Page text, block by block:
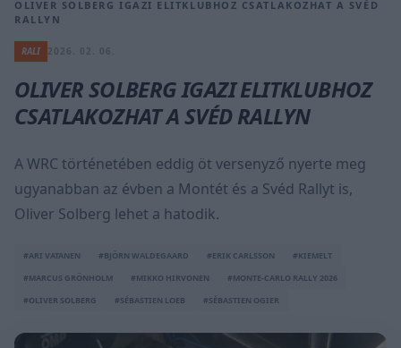
OLIVER SOLBERG IGAZI ELITKLUBHOZ CSATLAKOZHAT A SVÉD
RALLYN
RALI
OLIVER SOLBERG IGAZI ELITKLUBHOZ
CSATLAKOZHAT A SVÉD RALLYN
A WRC történetében eddig öt versenyző nyerte meg
ugyanabban az évben a Montét és a Svéd Rallyt is,
Oliver Solberg lehet a hatodik.
#ARI VATANEN #BJÖRN WALDEGAARD #ERIK CARLSSON
#KIEMELT
#MARCUS GRÖNHOLM
#MIKKO HIRVONEN
#MONTE-CARLO RALLY 2026
#OLIVER SOLBERG
#SÉBASTIEN LOEB #SÉBASTIEN OGIER